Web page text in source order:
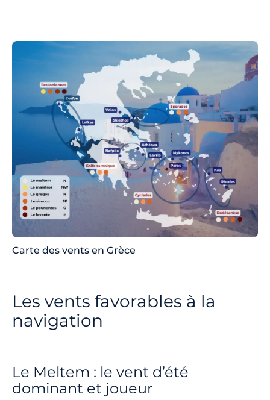
Carte des vents en Grèce
Les vents favorables à la
navigation
Le Meltem : le vent d’été
dominant et joueur